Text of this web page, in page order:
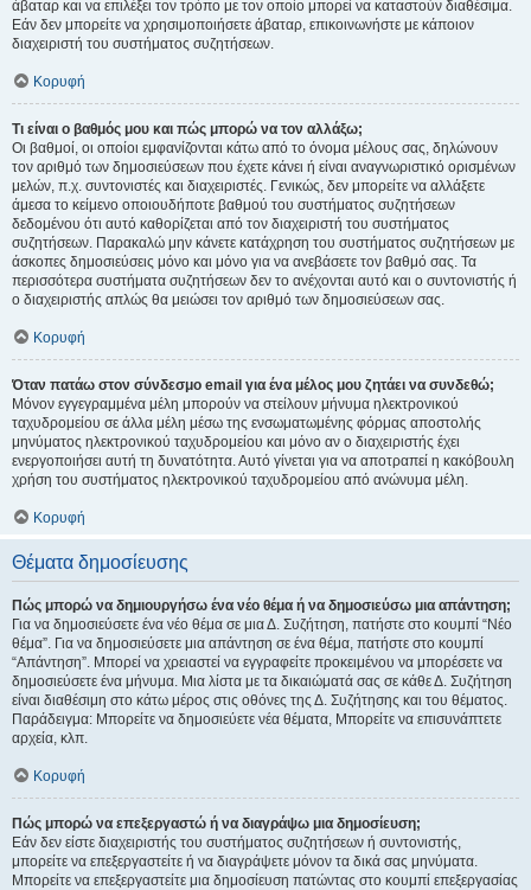
άβαταρ και να επιλέξει τον τρόπο με τον οποίο μπορεί να καταστούν διαθέσιμα.
Εάν δεν μπορείτε να χρησιμοποιήσετε άβαταρ, επικοινωνήστε με κάποιον
διαχειριστή του συστήματος συζητήσεων.
Κορυφή
Τι είναι ο βαθμός μου και πώς μπορώ να τον αλλάξω;
Οι βαθμοί, οι οποίοι εμφανίζονται κάτω από το όνομα μέλους σας, δηλώνουν
τον αριθμό των δημοσιεύσεων που έχετε κάνει ή είναι αναγνωριστικό ορισμένων
μελών, π.χ. συντονιστές και διαχειριστές. Γενικώς, δεν μπορείτε να αλλάξετε
άμεσα το κείμενο οποιουδήποτε βαθμού του συστήματος συζητήσεων
δεδομένου ότι αυτό καθορίζεται από τον διαχειριστή του συστήματος
συζητήσεων. Παρακαλώ μην κάνετε κατάχρηση του συστήματος συζητήσεων με
άσκοπες δημοσιεύσεις μόνο και μόνο για να ανεβάσετε τον βαθμό σας. Τα
περισσότερα συστήματα συζητήσεων δεν το ανέχονται αυτό και ο συντονιστής ή
ο διαχειριστής απλώς θα μειώσει τον αριθμό των δημοσιεύσεων σας.
Κορυφή
Όταν πατάω στον σύνδεσμο email για ένα μέλος μου ζητάει να συνδεθώ;
Μόνον εγγεγραμμένα μέλη μπορούν να στείλουν μήνυμα ηλεκτρονικού
ταχυδρομείου σε άλλα μέλη μέσω της ενσωματωμένης φόρμας αποστολής
μηνύματος ηλεκτρονικού ταχυδρομείου και μόνο αν ο διαχειριστής έχει
ενεργοποιήσει αυτή τη δυνατότητα. Αυτό γίνεται για να αποτραπεί η κακόβουλη
χρήση του συστήματος ηλεκτρονικού ταχυδρομείου από ανώνυμα μέλη.
Κορυφή
Θέματα δημοσίευσης
Πώς μπορώ να δημιουργήσω ένα νέο θέμα ή να δημοσιεύσω μια απάντηση;
Για να δημοσιεύσετε ένα νέο θέμα σε μια Δ. Συζήτηση, πατήστε στο κουμπί “Νέο
θέμα”. Για να δημοσιεύσετε μια απάντηση σε ένα θέμα, πατήστε στο κουμπί
“Απάντηση”. Μπορεί να χρειαστεί να εγγραφείτε προκειμένου να μπορέσετε να
δημοσιεύσετε ένα μήνυμα. Μια λίστα με τα δικαιώματά σας σε κάθε Δ. Συζήτηση
είναι διαθέσιμη στο κάτω μέρος στις οθόνες της Δ. Συζήτησης και του θέματος.
Παράδειγμα: Μπορείτε να δημοσιεύετε νέα θέματα, Μπορείτε να επισυνάπτετε
αρχεία, κλπ.
Κορυφή
Πώς μπορώ να επεξεργαστώ ή να διαγράψω μια δημοσίευση;
Εάν δεν είστε διαχειριστής του συστήματος συζητήσεων ή συντονιστής,
μπορείτε να επεξεργαστείτε ή να διαγράψετε μόνον τα δικά σας μηνύματα.
Μπορείτε να επεξεργαστείτε μια δημοσίευση πατώντας στο κουμπί επεξεργασίας